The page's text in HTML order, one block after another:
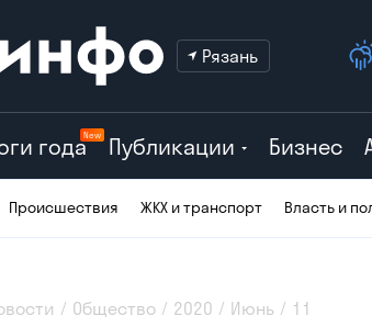
Рязань
годаNew Публикации Бизнес
Происшествия ЖКХ и транспорт Власть и
Общество 2020 Июнь 11